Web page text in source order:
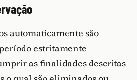
automaticamente são
estritamente
as finalidades descritas